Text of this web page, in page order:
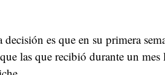
decisión es que en su primera
las que recibió durante un